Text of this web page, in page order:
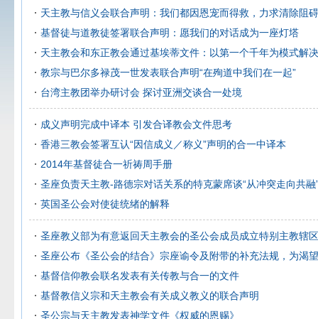
天主教与信义会联合声明：我们都因恩宠而得救，力求清除阻
基督徒与道教徒签署联合声明：愿我们的对话成为一座灯塔
天主教会和东正教会通过基埃蒂文件：以第一个千年为模式解
教宗与巴尔多禄茂一世发表联合声明“在殉道中我们在一起”
台湾主教团举办研讨会 探讨亚洲交谈合一处境
成义声明完成中译本 引发合译教会文件思考
香港三教会签署互认“因信成义／称义”声明的合一中译本
2014年基督徒合一祈祷周手册
圣座负责天主教-路德宗对话关系的特克蒙席谈“从冲突走向共融
英国圣公会对使徒统绪的解释
圣座教义部为有意返回天主教会的圣公会成员成立特别主教辖
圣座公布《圣公会的结合》宗座谕令及附带的补充法规，为渴
基督信仰教会联名发表有关传教与合一的文件
基督教信义宗和天主教会有关成义教义的联合声明
圣公宗与天主教发表神学文件《权威的恩赐》